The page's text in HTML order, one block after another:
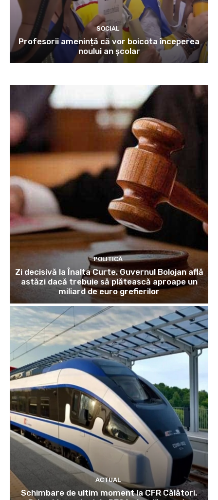
SOCIAL
Profesorii amenință că vor boicota începerea
noului an școlar
POLITICĂ
Zi decisivă la Înalta Curte. Guvernul Bolojan află
astăzi dacă trebuie să plătească aproape un
miliard de euro grefierilor
ACTUAL
Schimbare de ultim moment la CFR Călători.